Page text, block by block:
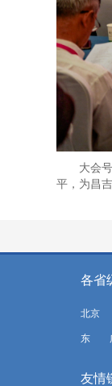
大会
平，为昌
各省
北京
东
友情